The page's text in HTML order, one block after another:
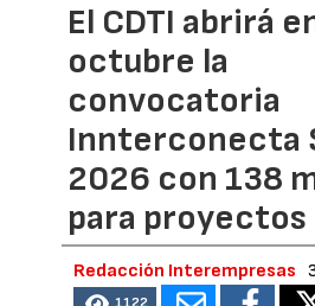
El CDTI abrirá
octubre la
convocatoria
Innterconecta
2026 con 138
para proyectos
Redacción Interempresas